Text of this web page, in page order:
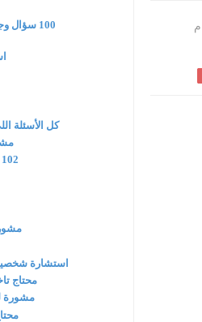
100
كل الأسئلة
102 إجابة ممكن تغير تفكيرك وحياتك
استشارة
محتاج
مشورة